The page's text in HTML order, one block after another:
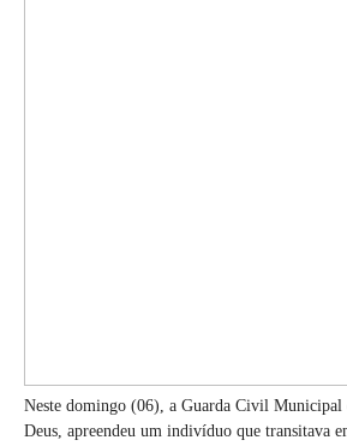
Neste domingo (06), a Guarda Civil Municipal
Deus, apreendeu um indivíduo que transitava